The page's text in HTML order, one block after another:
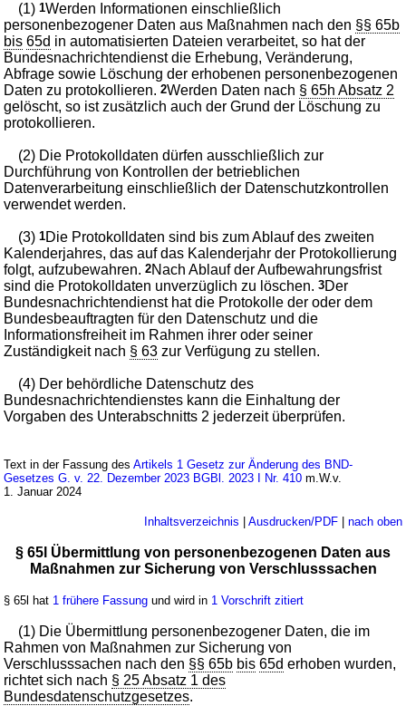
(1)1Werden Informationen einschließlich
personenbezogener Daten aus Maßnahmen nach den §§ 65b
bis 65d in automatisierten Dateien verarbeitet, so hat der
Bundesnachrichtendienst die Erhebung, Veränderung,
Abfrage sowie Löschung der erhobenen personenbezogenen
Daten zu protokollieren.2Werden Daten nach § 65h Absatz 2
gelöscht, so ist zusätzlich auch der Grund der Löschung zu
protokollieren.
(2) Die Protokolldaten dürfen ausschließlich zur
Durchführung von Kontrollen der betrieblichen
Datenverarbeitung einschließlich der Datenschutzkontrollen
verwendet werden.
(3)1Die Protokolldaten sind bis zum Ablauf des zweiten
Kalenderjahres, das auf das Kalenderjahr der Protokollierung
folgt, aufzubewahren.2Nach Ablauf der Aufbewahrungsfrist
sind die Protokolldaten unverzüglich zu löschen.3Der
Bundesnachrichtendienst hat die Protokolle der oder dem
Bundesbeauftragten für den Datenschutz und die
Informationsfreiheit im Rahmen ihrer oder seiner
Zuständigkeit nach § 63 zur Verfügung zu stellen.
(4) Der behördliche Datenschutz des
Bundesnachrichtendienstes kann die Einhaltung der
Vorgaben des Unterabschnitts 2 jederzeit überprüfen.
Text in der Fassung desArtikels 1 Gesetz zur Änderung des BND-
Gesetzes G. v. 22. Dezember 2023 BGBl. 2023 I Nr. 410 m.W.v.
1. Januar 2024
Inhaltsverzeichnis Ausdrucken/PDF| nach oben
§ 65l Übermittlung von personenbezogenen Daten aus
Maßnahmen zur Sicherung von Verschlusssachen
§ 65l hat 1 frühere Fassung und wird in 1 Vorschrift zitiert
(1) Die Übermittlung personenbezogener Daten, die im
Rahmen von Maßnahmen zur Sicherung von
Verschlusssachen nach den §§ 65b bis 65d erhoben wurden,
richtet sich nach § 25 Absatz 1 des
Bundesdatenschutzgesetzes.